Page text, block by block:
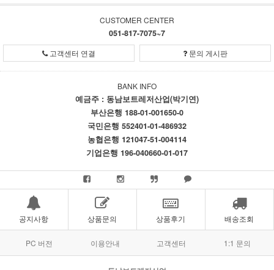
CUSTOMER CENTER
051-817-7075~7
고객센터 연결 문의 게시판
BANK INFO
예금주 : 동남보트레저산업(박기연)
부산은행 188-01-001650-0
국민은행 552401-01-486932
농협은행 121047-51-004114
기업은행 196-040660-01-017
공지사항 상품문의 상품후기 배송조회
PC 버전 이용안내 고객센터 1:1 문의